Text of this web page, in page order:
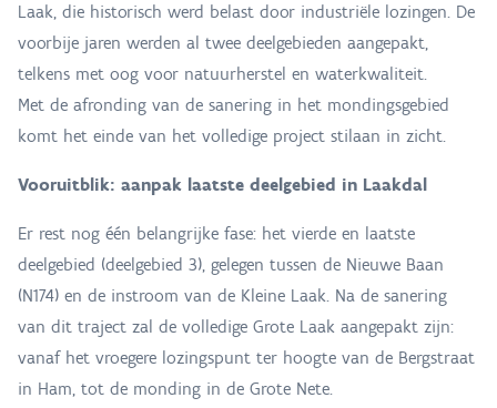
Laak, die historisch werd belast door industriële lozingen. De
voorbije jaren werden al twee deelgebieden aangepakt,
telkens met oog voor natuurherstel en waterkwaliteit.
Met de afronding van de sanering in het mondingsgebied
komt het einde van het volledige project stilaan in zicht.
Vooruitblik: aanpak laatste deelgebied in Laakdal
Er rest nog één belangrijke fase: het vierde en laatste
deelgebied (deelgebied 3), gelegen tussen de Nieuwe Baan
(N174) en de instroom van de Kleine Laak. Na de sanering
van dit traject zal de volledige Grote Laak aangepakt zijn:
vanaf het vroegere lozingspunt ter hoogte van de Bergstraat
in Ham, tot de monding in de Grote Nete.